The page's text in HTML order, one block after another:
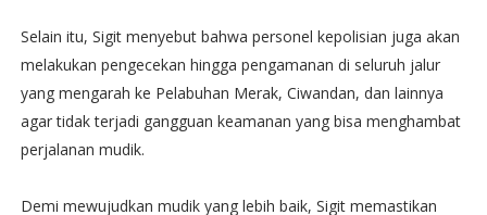
Selain itu, Sigit menyebut bahwa personel kepolisian juga akan
melakukan pengecekan hingga pengamanan di seluruh jalur
yang mengarah ke Pelabuhan Merak, Ciwandan, dan lainnya
agar tidak terjadi gangguan keamanan yang bisa menghambat
perjalanan mudik.
Demi mewujudkan mudik yang lebih baik, Sigit memastikan